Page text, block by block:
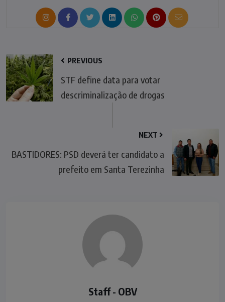
PREVIOUS
STF define data para votar
descriminalização de drogas
NEXT
BASTIDORES: PSD deverá ter candidato a
prefeito em Santa Terezinha
Staff - OBV